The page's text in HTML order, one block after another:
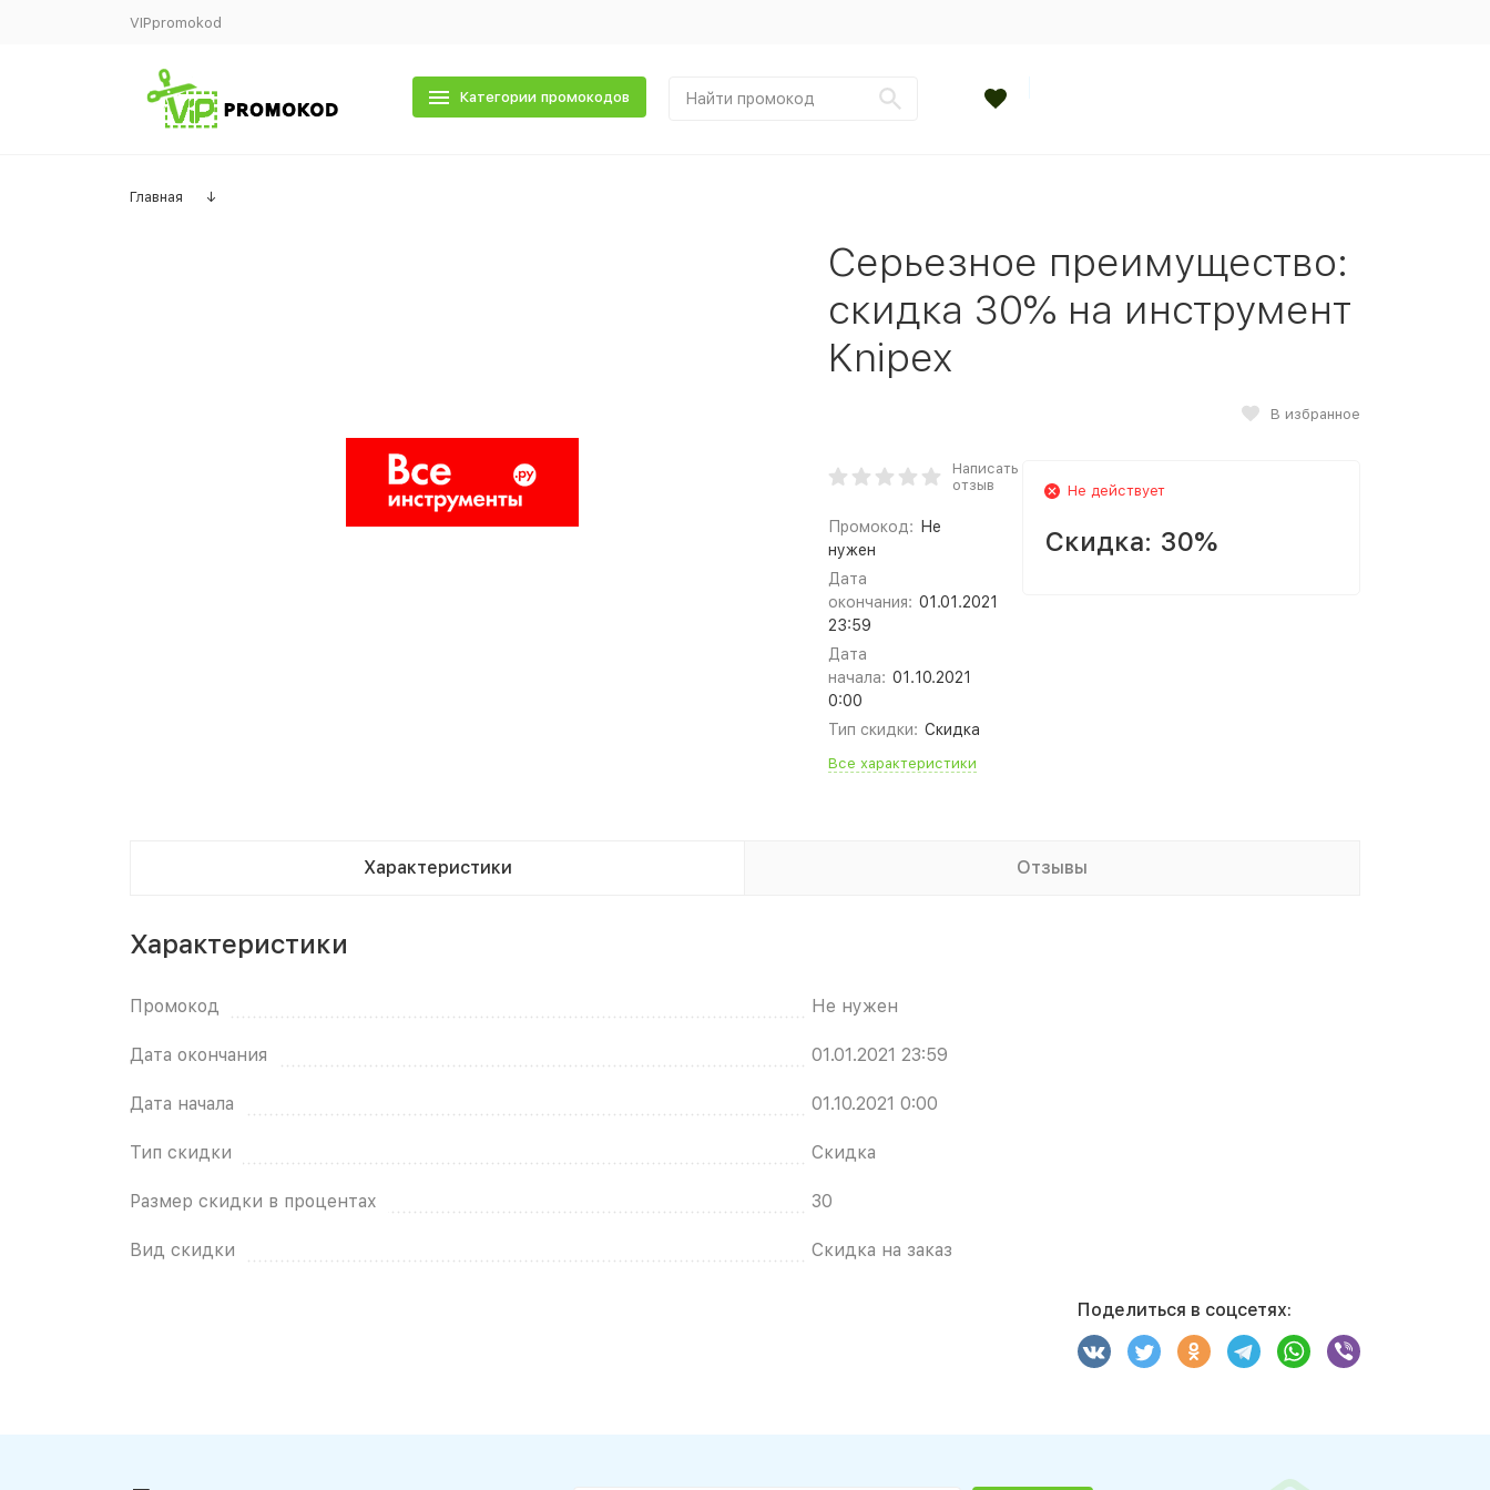
VIPpromokod
Категории промокодов
Главная ↓
Серьезное преимущество:
скидка 30% на инструмент
Knipex
В избранное
Написать
отзыв
Промокод:
Не
нужен
Дата
окончания: 01.01.2021
23:59
Дата
начала: 01.10.2021
0:00
Тип скидки: Скидка
Все характеристики
Не действует
Скидка: 30%
Характеристики Отзывы
Характеристики
Промокод Не нужен
Дата окончания 01.01.2021 23:59
Дата начала 01.10.2021 0:00
Тип скидки Скидка
Размер скидки в процентах 30
Вид скидки Скидка на заказ
Поделиться в соцсетях: